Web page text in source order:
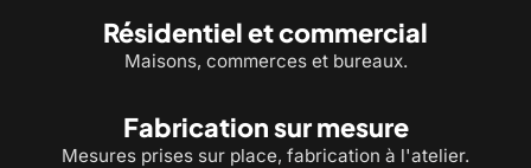
Résidentiel et commercial
Maisons, commerces et bureaux.
Fabrication sur mesure
Mesures prises sur place, fabrication à l'atelier.